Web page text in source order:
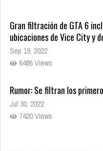
Gran filtración de GTA 6
ubicaciones de Vice City y
Sep 19, 2022
6486 Views
Rumor: Se filtran los
Jul 30, 2022
7420 Views